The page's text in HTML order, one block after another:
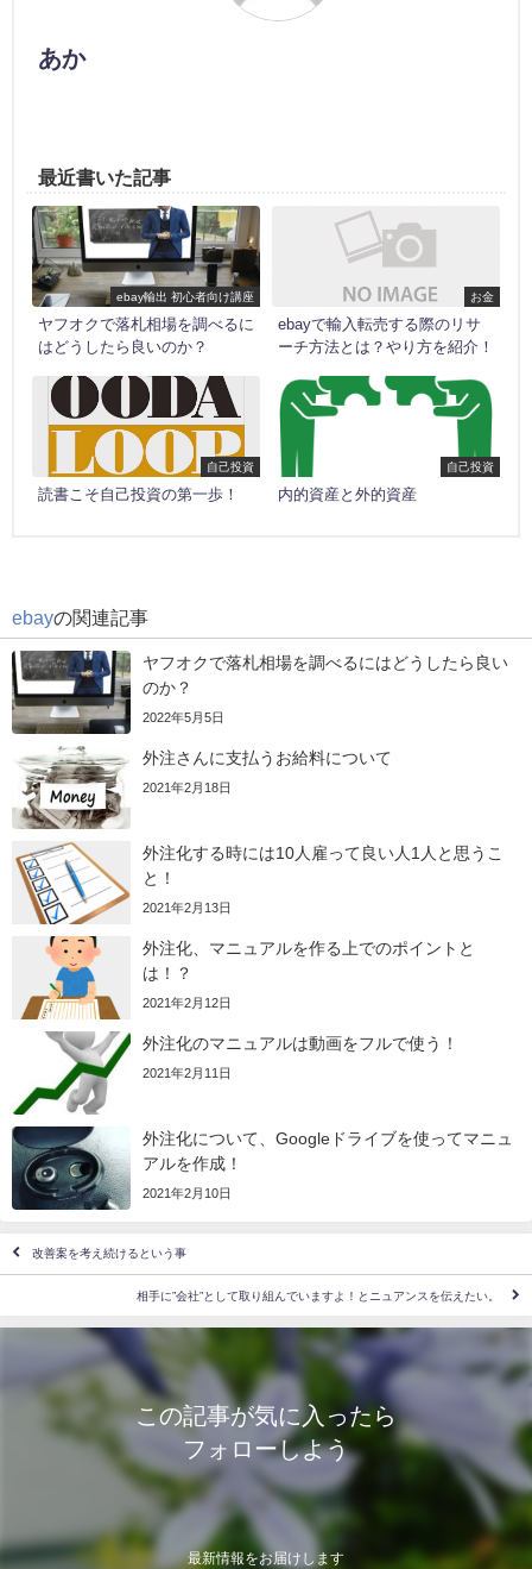
あか
最近書いた記事
ebay輸出 初心者向け講座
ヤフオクで落札相場を調べるに
はどうしたら良いのか？
お金
ebayで輸入転売する際のリサ
ーチ方法とは？やり方を紹介！
自己投資
読書こそ自己投資の第一歩！
自己投資
内的資産と外的資産
ebayの関連記事
ヤフオクで落札相場を調べるにはどうしたら良い
のか？
2022年5月5日
外注さんに支払うお給料について
2021年2月18日
外注化する時には10人雇って良い人1人と思うこ
と！
2021年2月13日
外注化、マニュアルを作る上でのポイントと
は！？
2021年2月12日
外注化のマニュアルは動画をフルで使う！
2021年2月11日
外注化について、Googleドライブを使ってマニュ
アルを作成！
2021年2月10日
改善案を考え続けるという事
相手に”会社”として取り組んでいますよ！とニュアンスを伝えたい。
この記事が気に入ったら
フォローしよう
最新情報をお届けします